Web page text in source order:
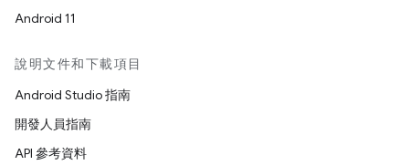
Android 11
說明文件和下載項目
Android Studio 指南
開發人員指南
API 參考資料